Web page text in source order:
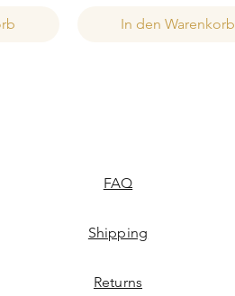
In den Warenkorb
FAQ
Shipping
Returns